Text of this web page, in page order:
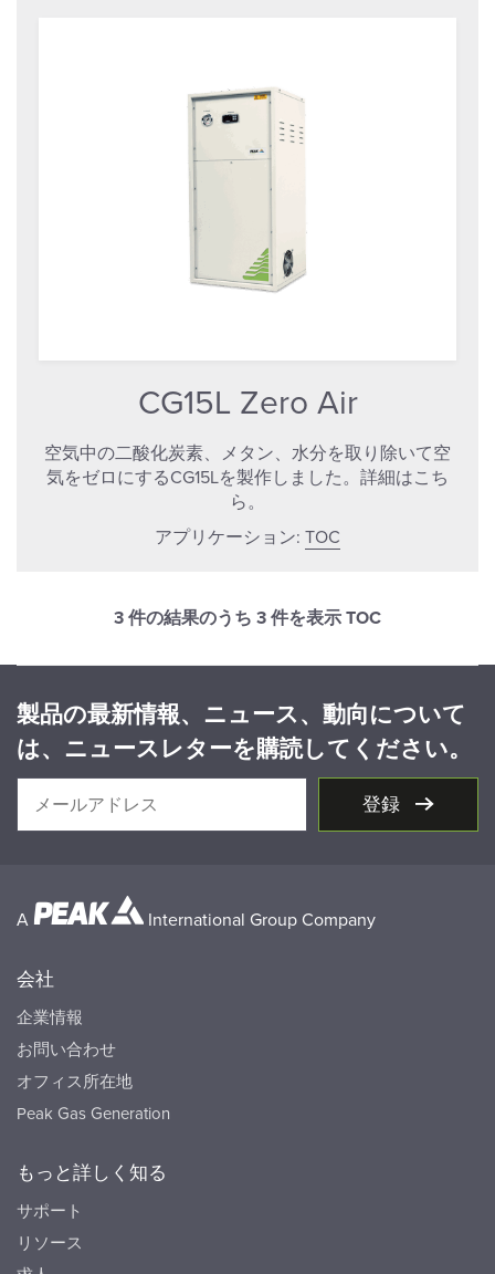
CG15L Zero Air
空気中の二酸化炭素、メタン、水分を取り除いて空
気をゼロにするCG15Lを製作しました。詳細はこち
ら。
アプリケーション: TOC
3 件の結果のうち 3 件を表示 TOC
製品の最新情報、ニュース、動向について
は、ニュースレターを購読してください。
登録
A International Group Company
会社
企業情報
お問い合わせ
オフィス所在地
Peak Gas Generation
もっと詳しく知る
サポート
リソース